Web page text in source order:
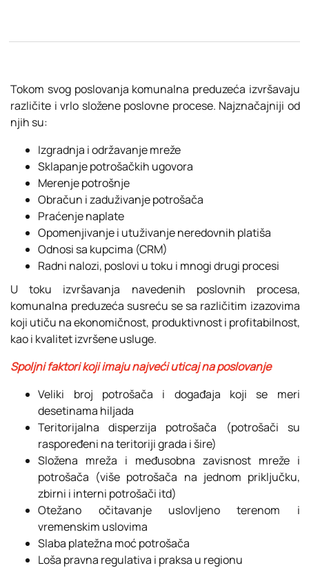
Tokom svog poslovanja komunalna preduzeća izvršavaju
različite i vrlo složene poslovne procese. Najznačajniji od
njih su:
Izgradnja i održavanje mreže
Sklapanje potrošačkih ugovora
Merenje potrošnje
Obračun i zaduživanje potrošača
Praćenje naplate
Opomenjivanje i utuživanje neredovnih platiša
Odnosi sa kupcima (CRM)
Radni nalozi, poslovi u toku i mnogi drugi procesi
U toku izvršavanja navedenih poslovnih procesa,
komunalna preduzeća susreću se sa različitim izazovima
koji utiču na ekonomičnost, produktivnost i profitabilnost,
kao i kvalitet izvršene usluge.
Spoljni faktori koji imaju najveći uticaj na poslovanje
Veliki broj potrošača i događaja koji se meri
desetinama hiljada
Teritorijalna disperzija potrošača (potrošači su
raspoređeni na teritoriji grada i šire)
Složena mreža i međusobna zavisnost mreže i
potrošača (više potrošača na jednom priključku,
zbirni i interni potrošači itd)
Otežano očitavanje uslovljeno terenom i
vremenskim uslovima
Slaba platežna moć potrošača
Loša pravna regulativa i praksa u regionu